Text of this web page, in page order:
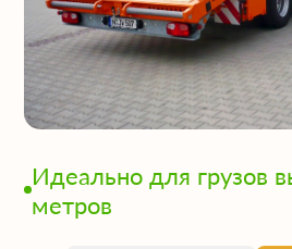
Идеально для грузов
метров